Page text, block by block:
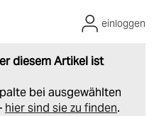
diesem Artikel ist
bei ausgewählten
hier sind sie zu finden.
einloggen